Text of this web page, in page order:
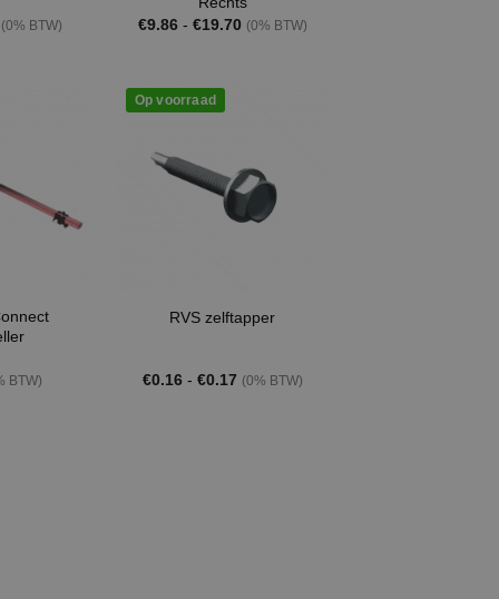
Huidige
(0% BTW)
€9.86 - €19.70Prijsklasse:
(0% BTW)
BTW)
Op voorraad
RVS zelftapper
€0.16 - €0.17Prijsklasse:
(0% BTW)